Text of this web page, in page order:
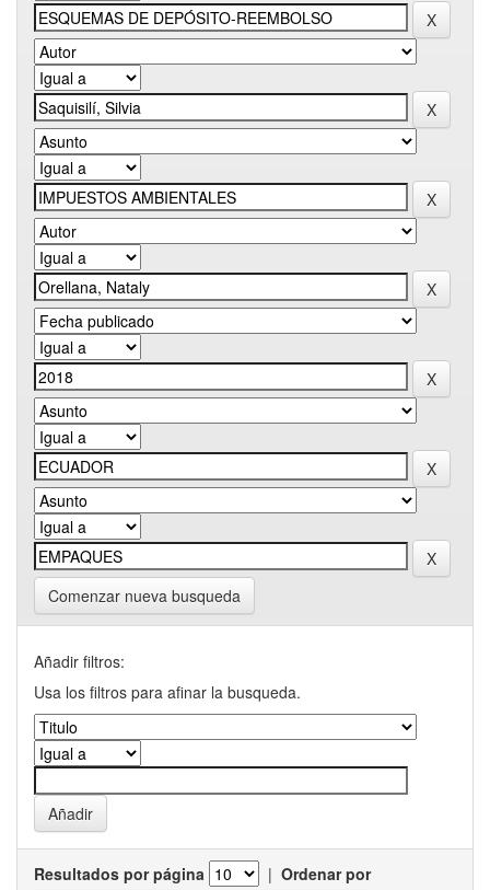
Comenzar nueva busqueda
Añadir filtros:
Usa los filtros para afinar la busqueda.
Resultados por página | Ordenar por